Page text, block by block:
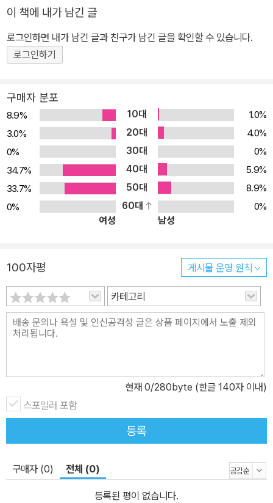
있습니다. _BOOK1 + BOOK2 구성으로, BOOK1, 2는 사용 목적
에 따라 다양하게 사용 가능합니다. (실제 사용자 대상 설문 결과 반
영) 1. 용도별: “BOOK1은 진도용, BOOK2는 과제용” 또는 “BOO
K2는 진도용, BOOK1은 과제용” 2. 수준별: “중위권 학생은 BOOK
OK2모두 사용”
이 책에 내가 남긴 글
로그인하면 내가 남긴 글과 친구가 남긴 글을 확인할 수 있습니다.
로그인하기
구매자 분포
8.9% 10대
1.0%
3.0%
20대
4.0%
0%
30대
0%
34.7%
40대
5.9%
33.7%
50대
8.9%
0%
60대
0%
여성
남성
100자평 게시물 운영 원칙
카테고리
현재 0/280byte (한글 140자 이내)
스포일러 포함
등록
구매자 (0) 전체 (0)
등록된 평이 없습니다.